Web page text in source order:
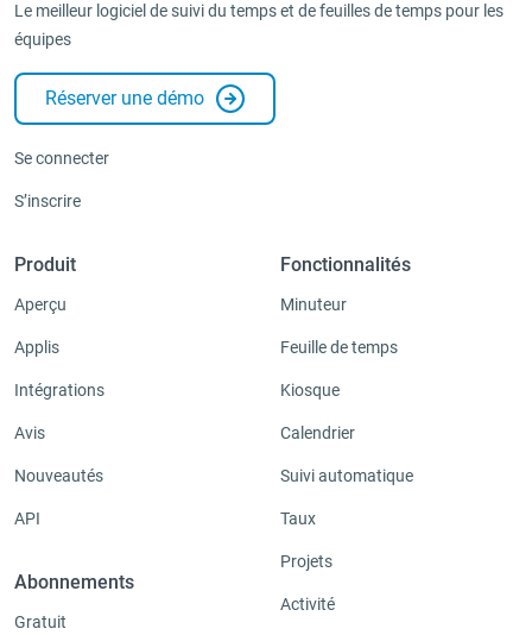
Le meilleur logiciel de suivi du temps et de feuilles de temps pour les
équipes
Réserver une démo
Se connecter
S’inscrire
Produit
Aperçu
Applis
Intégrations
Avis
Nouveautés
API
Abonnements
Gratuit
Fonctionnalités
Minuteur
Feuille de temps
Kiosque
Calendrier
Suivi automatique
Taux
Projets
Activité